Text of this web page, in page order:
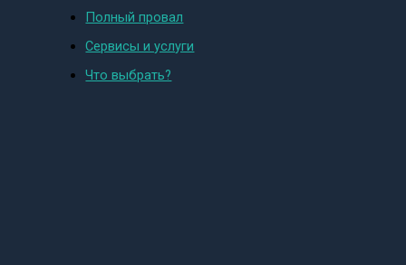
Полный провал
Сервисы и услуги
Что выбрать?